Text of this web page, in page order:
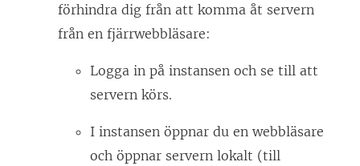
förhindra dig från att komma åt servern
från en fjärrwebbläsare:
Logga in på instansen och se till att
servern körs.
I instansen öppnar du en webbläsare
och öppnar servern lokalt (till